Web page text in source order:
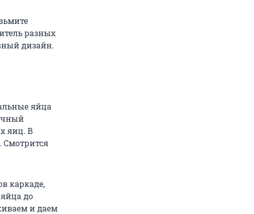
разных
дизайн.
яйца
яиц. В
Смотрится
каркаде,
до
и даем